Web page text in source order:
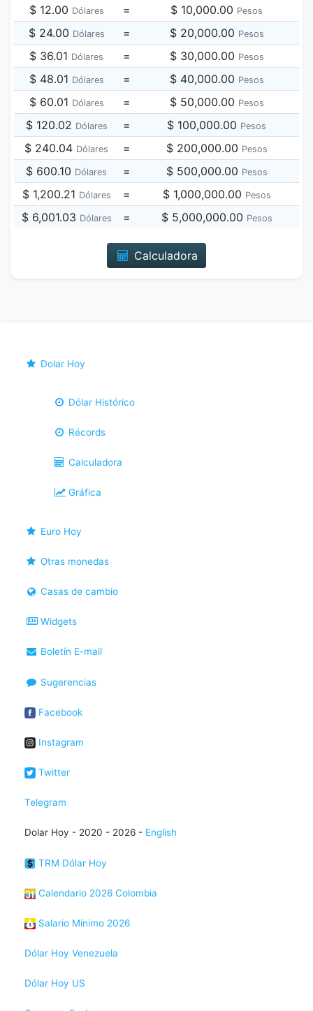
$ 12.00 Dólares = $ 10,000.00 Pesos
$ 24.00 Dólares = $ 20,000.00 Pesos
$ 36.01 Dólares = $ 30,000.00 Pesos
$ 48.01 Dólares = $ 40,000.00 Pesos
$ 60.01 Dólares = $ 50,000.00 Pesos
$ 120.02 Dólares = $ 100,000.00 Pesos
$ 240.04 Dólares = $ 200,000.00 Pesos
$ 600.10 Dólares = $ 500,000.00 Pesos
$ 1,200.21 Dólares = $ 1,000,000.00 Pesos
$ 6,001.03 Dólares = $ 5,000,000.00 Pesos
Calculadora
Dolar Hoy
Dólar Histórico
Récords
Calculadora
Gráfica
Euro Hoy
Otras monedas
Casas de cambio
Widgets
Boletín E-mail
Sugerencias
Facebook
Instagram
Twitter
Telegram
Dolar Hoy - 2020 - 2026 - English
TRM Dólar Hoy
Calendario 2026 Colombia
Salario Mínimo 2026
Dólar Hoy Venezuela
Dólar Hoy US